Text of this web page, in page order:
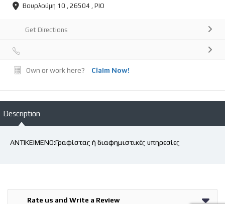
Βουρλούμη 10 , 26504 , ΡΙΟ
Get Directions
Own or work here? Claim Now!
Description
ΑΝΤΙΚΕΙΜΕΝΟ:Γραφίστας ή διαφημιστικές υπηρεσίες
Rate us and Write a Review